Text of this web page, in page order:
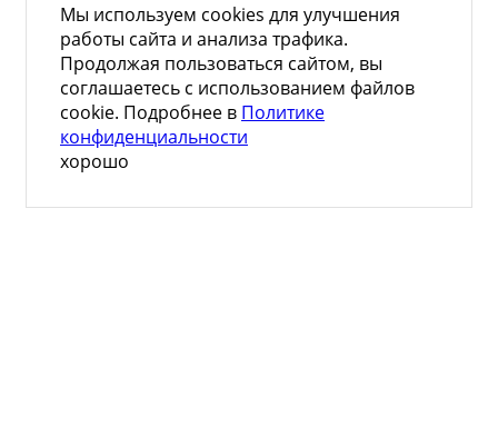
Мы используем cookies для улучшения
работы сайта и анализа трафика.
Продолжая пользоваться сайтом, вы
соглашаетесь с использованием файлов
cookie. Подробнее в Политике
конфиденциальности
хорошо